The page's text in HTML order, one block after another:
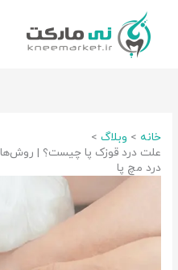
خانه
وبلاگ
علت درد قوزک پا چیست؟ |
درد مچ پا